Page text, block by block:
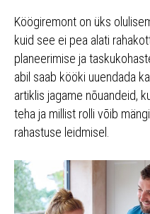
Köögiremont on üks
kuid see ei pea alati
planeerimise ja
abil saab kööki uuendada
artiklis jagame nõuandeid,
teha ja millist rolli võib
rahastuse leidmisel.